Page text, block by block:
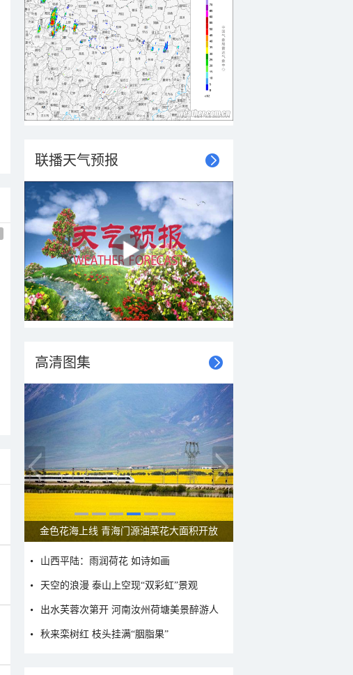
联播天气预报
高清图集
呼伦贝尔草原 藏着最治愈的蓝天白云
山西平陆：雨润荷花 如诗如画
天空的浪漫 泰山上空现“双彩虹”景观
出水芙蓉次第开 河南汝州荷塘美景醉游人
秋来栾树红 枝头挂满“胭脂果”